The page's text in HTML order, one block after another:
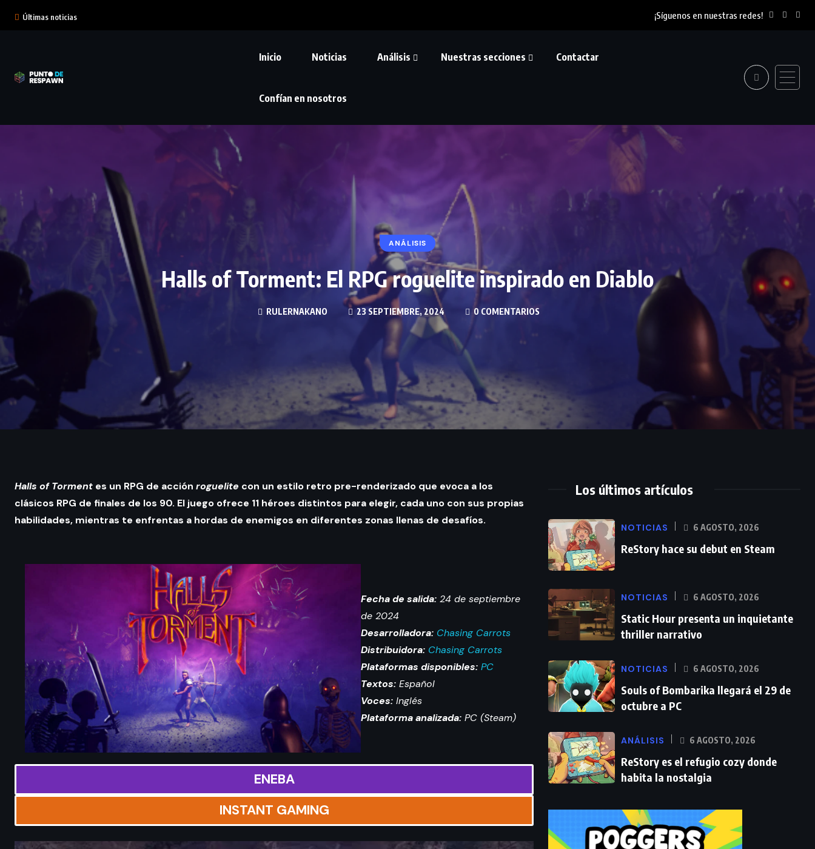
Últimas noticias ¡Síguenos en nuestras redes!
Inicio Noticias Análisis Nuestras secciones Contactar
Confían en nosotros
ANÁLISIS
Halls of Torment: El RPG roguelite inspirado en Diablo
RULERNAKANO 23 SEPTIEMBRE, 2024 0 COMENTARIOS
Halls of Torment es un RPG de acción roguelite con un estilo retro pre-renderizado que evoca a los
clásicos RPG de finales de los 90. El juego ofrece 11 héroes distintos para elegir, cada uno con sus propias
habilidades, mientras te enfrentas a hordas de enemigos en diferentes zonas llenas de desafíos.
Fecha de salida:24 de septiembre
de 2024
Desarrolladora: Chasing Carrots
Distribuidora: Chasing Carrots
Plataformas disponibles: PC
Textos:Español
Voces:Inglés
Plataforma analizada: PC (Steam)
ENEBA
INSTANT GAMING
Los últimos artículos
NOTICIAS 6 AGOSTO, 2026
ReStory hace su debut en Steam
NOTICIAS 6 AGOSTO, 2026
Static Hour presenta un inquietante
thriller narrativo
NOTICIAS 6 AGOSTO, 2026
Souls of Bombarika llegará el 29 de
octubre a PC
ANÁLISIS 6 AGOSTO, 2026
ReStory es el refugio cozy donde
habita la nostalgia